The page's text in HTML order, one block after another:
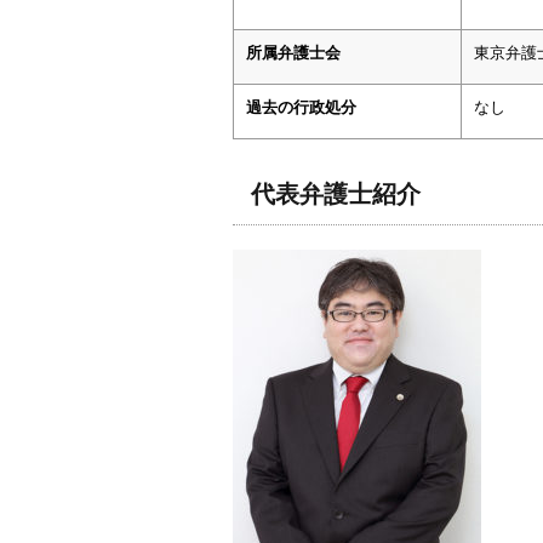
所属弁護士会 東京弁護
過去の行政処分 なし
代表弁護士紹介